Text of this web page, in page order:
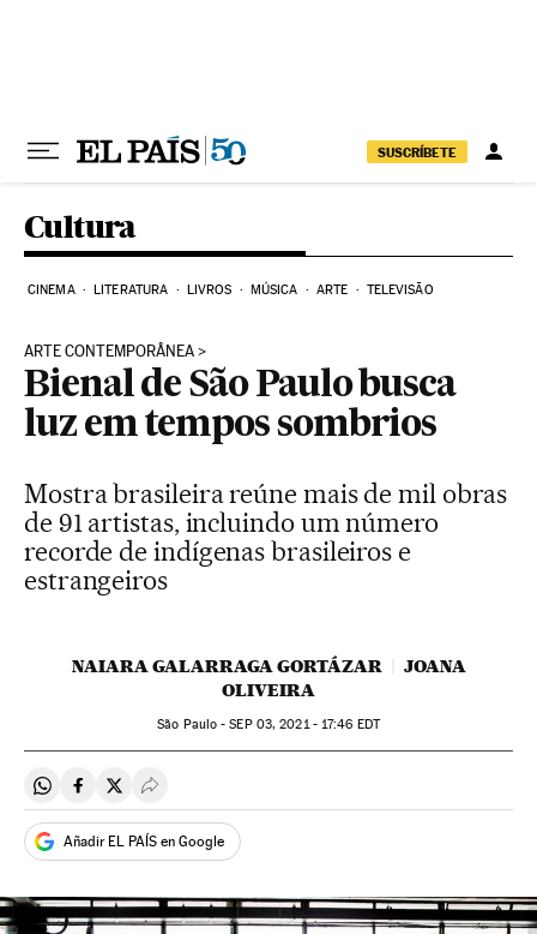
SUSCRÍBETE
Cultura
CINEMA LITERATURA LIVROS MÚSICA ARTE TELEVISÃO
ARTE CONTEMPORÂNEA
Bienal de São Paulo busca
luz em tempos sombrios
Mostra brasileira reúne mais de mil obras
de 91 artistas, incluindo um número
recorde de indígenas brasileiros e
estrangeiros
NAIARA GALARRAGA GORTÁZAR
JOANA
OLIVEIRA
São Paulo -SEP03, 2021 - 17:46 EDT
Compartir en Whatsapp
Compartir en Facebook
Compartir en Twitter
Desplegar Redes Sociales
Añadir EL PAÍS en Google